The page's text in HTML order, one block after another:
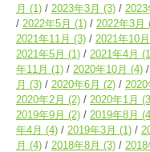
月 (1) 2023年3月 (3) 2023
2022年5月 (1) 2022年3月
2021年11月 (3) 2021年10月
2021年5月 (1) 2021年4月
年11月 (1) 2020年10月 (4)
月 (3) 2020年6月 (2) 2020
2020年2月 (2) 2020年1月
2019年9月 (2) 2019年8月
年4月 (4) 2019年3月 (1)
月 (4) 2018年8月 (3) 2018